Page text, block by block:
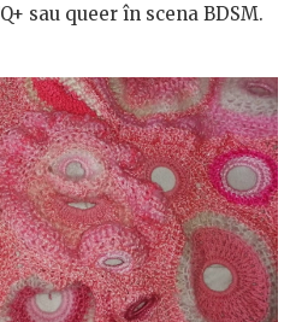
sau queer în scena BDSM.